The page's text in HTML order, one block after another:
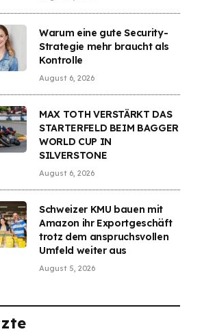
Warum eine gute Security-
Strategie mehr braucht als
Kontrolle
August 6, 2026
MAX TOTH VERSTÄRKT DAS
STARTERFELD BEIM BAGGER
WORLD CUP IN
SILVERSTONE
August 6, 2026
Schweizer KMU bauen mit
Amazon ihr Exportgeschäft
trotz dem anspruchsvollen
Umfeld weiter aus
August 5, 2026